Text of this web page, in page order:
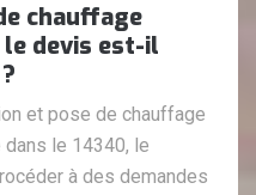
chauffage
devis est-il
et pose de chauffage
le 14340, le
à des demandes